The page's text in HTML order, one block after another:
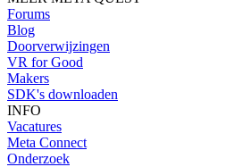
Forums
Blog
Doorverwijzingen
VR for Good
Makers
SDK's downloaden
INFO
Vacatures
Meta Connect
Onderzoek